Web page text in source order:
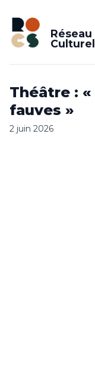
Théâtre :
fauves »
2 juin 2026